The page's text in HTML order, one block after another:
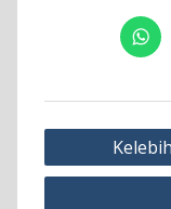
Post
navigation